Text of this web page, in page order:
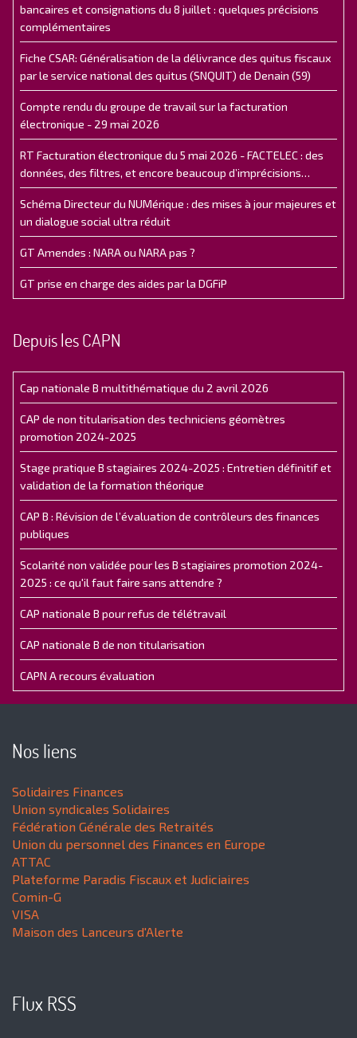
bancaires et consignations du 8 juillet : quelques précisions
complémentaires
Fiche CSAR: Généralisation de la délivrance des quitus fiscaux
par le service national des quitus (SNQUIT) de Denain (59)
Compte rendu du groupe de travail sur la facturation
électronique - 29 mai 2026
RT Facturation électronique du 5 mai 2026 - FACTELEC : des
données, des filtres, et encore beaucoup d’imprécisions…
Schéma Directeur du NUMérique : des mises à jour majeures et
un dialogue social ultra réduit
GT Amendes : NARA ou NARA pas ?
GT prise en charge des aides par la DGFiP
Depuis les CAPN
Cap nationale B multithématique du 2 avril 2026
CAP de non titularisation des techniciens géomètres
promotion 2024-2025
Stage pratique B stagiaires 2024-2025 : Entretien définitif et
validation de la formation théorique
CAP B : Révision de l’évaluation de contrôleurs des finances
publiques
Scolarité non validée pour les B stagiaires promotion 2024-
2025 : ce qu'il faut faire sans attendre ?
CAP nationale B pour refus de télétravail
CAP nationale B de non titularisation
CAPN A recours évaluation
Nos liens
Solidaires Finances
Union syndicales Solidaires
Fédération Générale des Retraités
Union du personnel des Finances en Europe
ATTAC
Plateforme Paradis Fiscaux et Judiciaires
Comin-G
VISA
Maison des Lanceurs d'Alerte
Flux RSS